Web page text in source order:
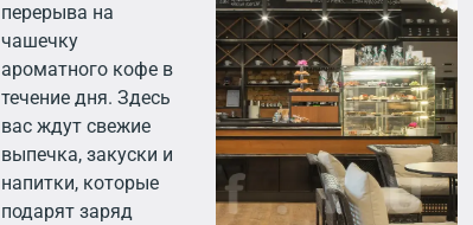
перерыва на
чашечку
ароматного кофе в
течение дня. Здесь
вас ждут свежие
выпечка, закуски и
напитки, которые
подарят заряд